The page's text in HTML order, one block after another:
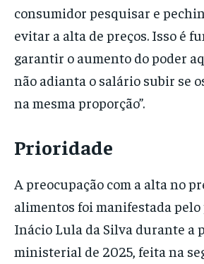
consumidor pesquisar e
evitar a alta de preços. Isso é
garantir o aumento do poder
não adianta o salário subir se
na mesma proporção”.
Prioridade
A preocupação com a alta no
alimentos foi manifestada
Inácio Lula da Silva durante a
ministerial de 2025, feita na